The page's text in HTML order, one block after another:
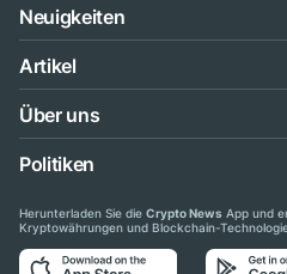
Neuigkeiten
Artikel
Über uns
Politiken
Herunterladen Sie die Crypto News App und
Kryptowährungen und Blockchain-